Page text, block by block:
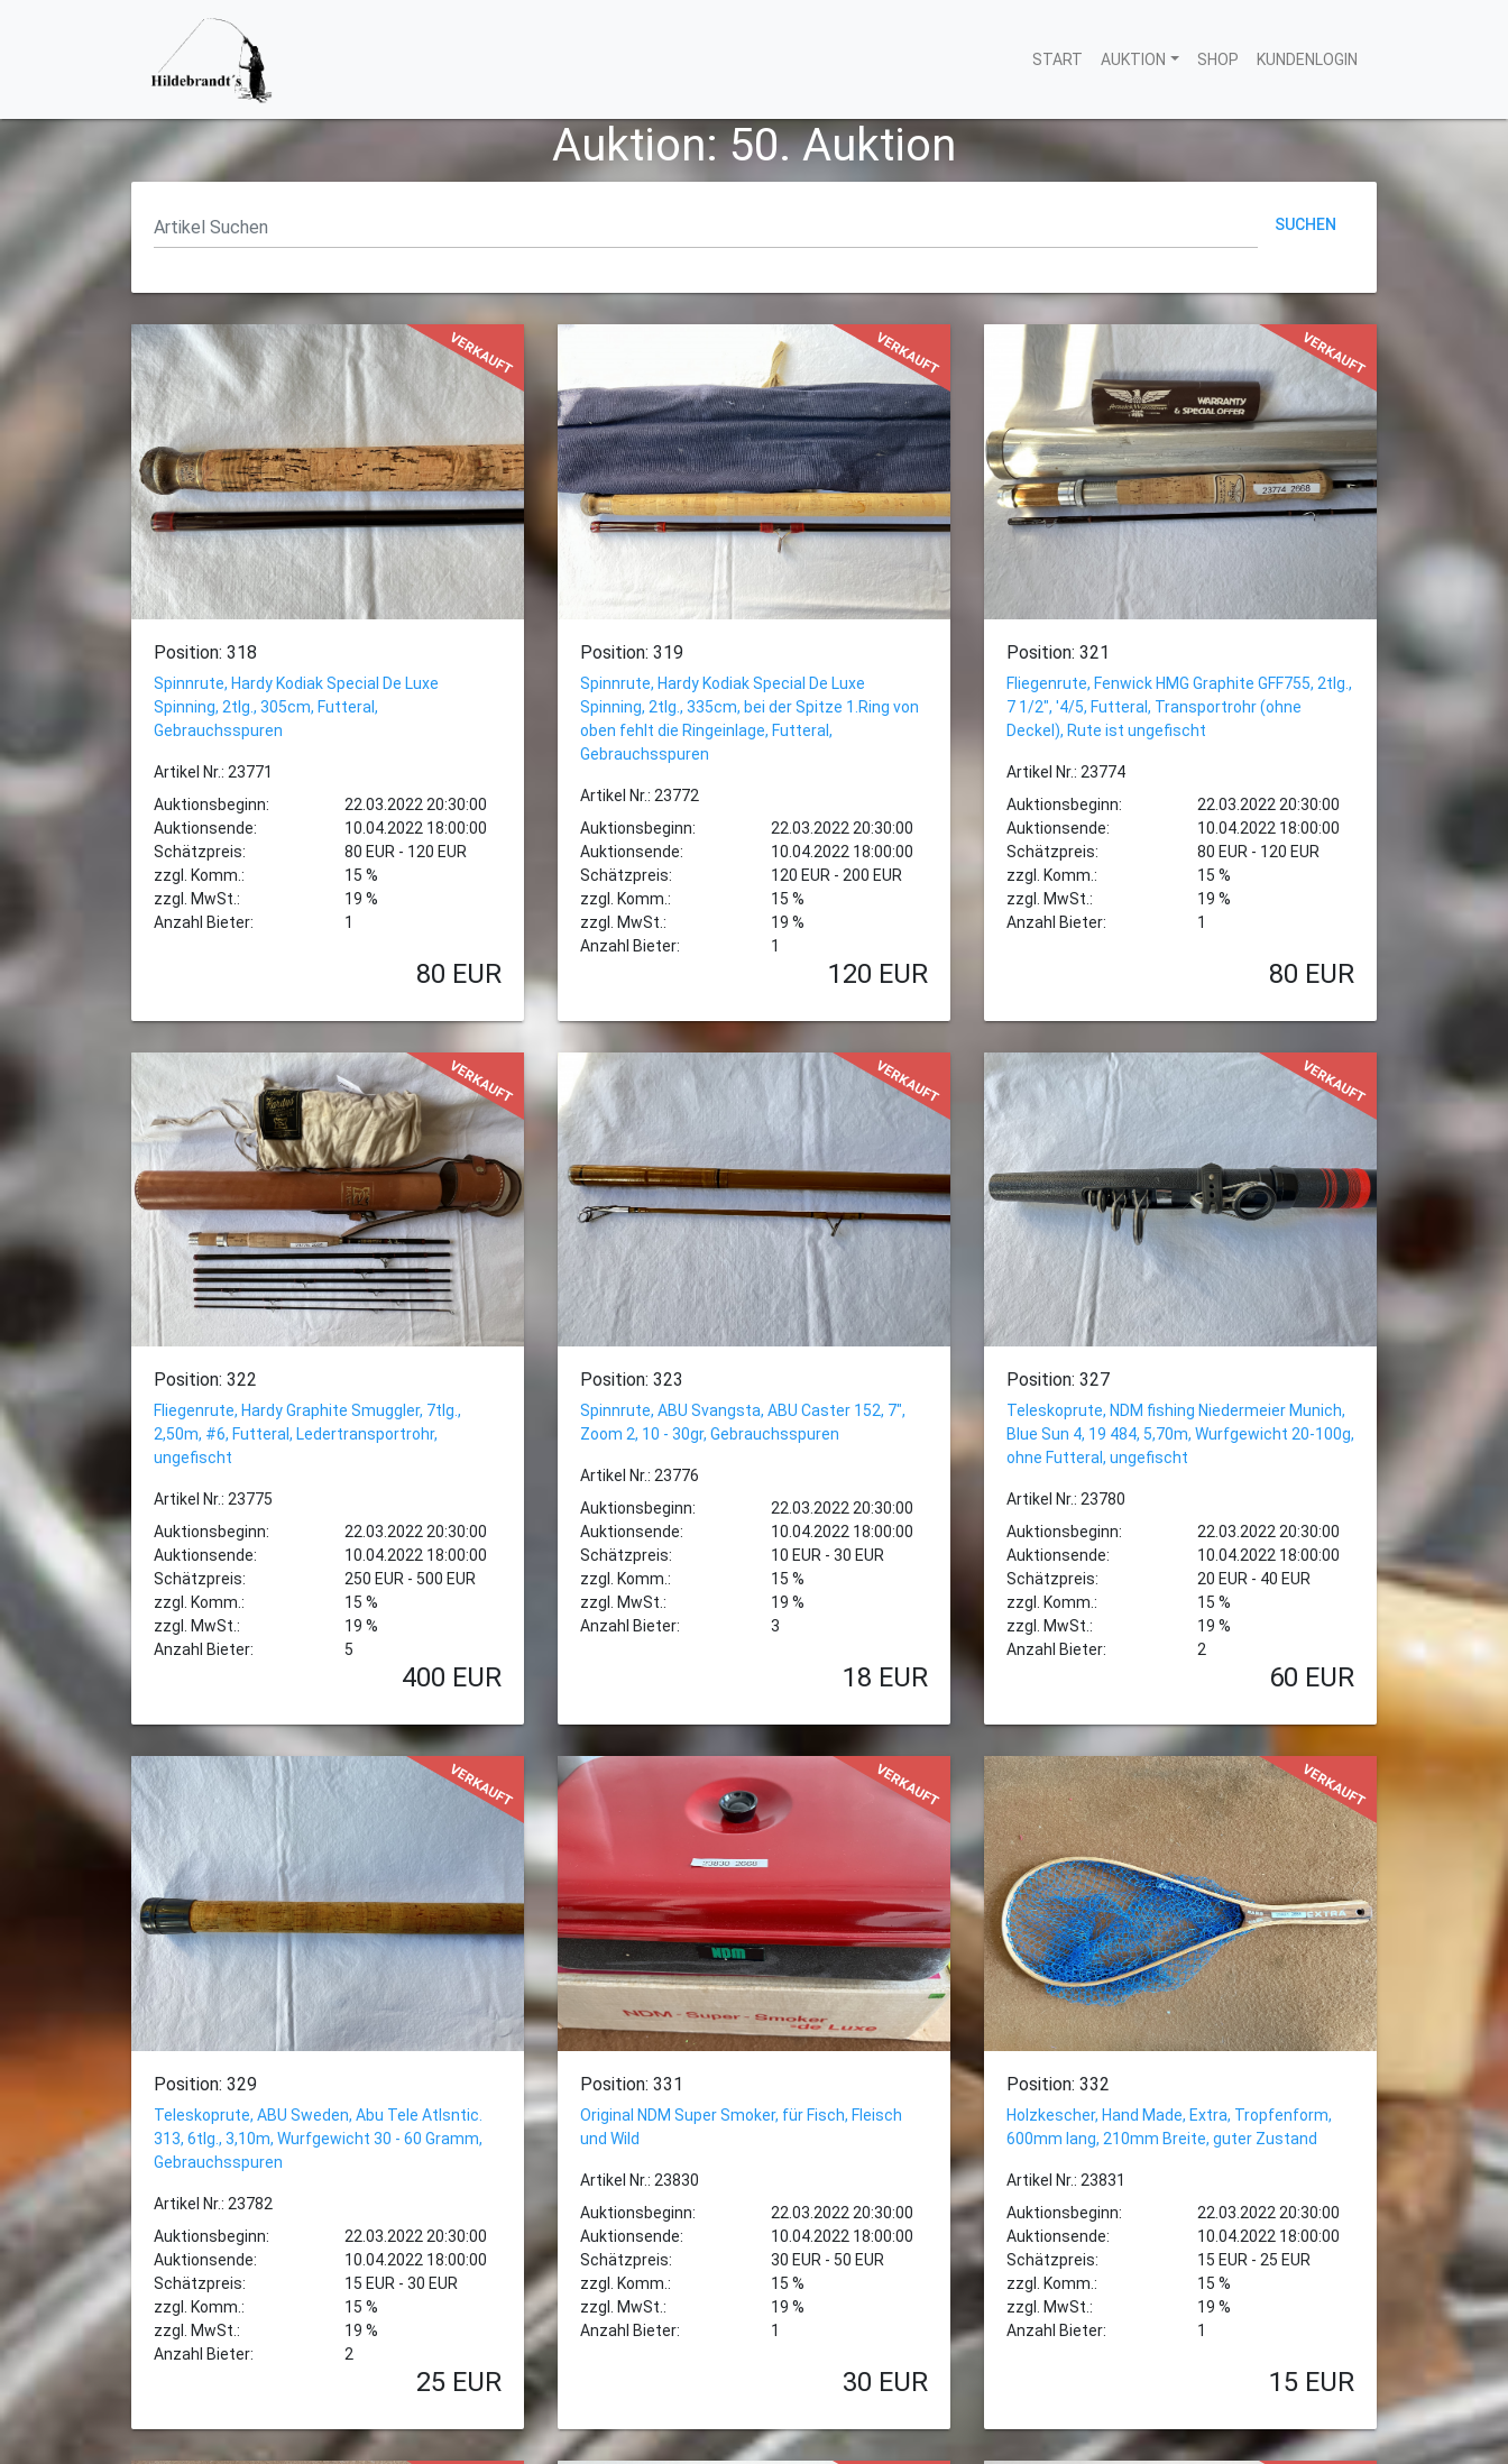
START AUKTION SHOP KUNDENLOGIN
Auktion: 50. Auktion
SUCHEN
VERKAUFT
Position: 318
Spinnrute, Hardy Kodiak Special De Luxe
Spinning, 2tlg., 305cm, Futteral,
Gebrauchsspuren
Artikel Nr.: 23771
Auktionsbeginn:
22.03.2022 20:30:00
Auktionsende:
10.04.2022 18:00:00
Schätzpreis:
80 EUR - 120 EUR
zzgl. Komm.:
15 %
zzgl. MwSt.:
19 %
Anzahl Bieter:
1
80 EUR
VERKAUFT
Position: 319
Spinnrute, Hardy Kodiak Special De Luxe
Spinning, 2tlg., 335cm, bei der Spitze 1.Ring von
oben fehlt die Ringeinlage, Futteral,
Gebrauchsspuren
Artikel Nr.: 23772
Auktionsbeginn:
22.03.2022 20:30:00
Auktionsende:
10.04.2022 18:00:00
Schätzpreis:
120 EUR - 200 EUR
zzgl. Komm.:
15 %
zzgl. MwSt.:
19 %
Anzahl Bieter:
1
120 EUR
VERKAUFT
Position: 321
Fliegenrute, Fenwick HMG Graphite GFF755, 2tlg.,
7 1/2", '4/5, Futteral, Transportrohr (ohne
Deckel), Rute ist ungefischt
Artikel Nr.: 23774
Auktionsbeginn:
22.03.2022 20:30:00
Auktionsende:
10.04.2022 18:00:00
Schätzpreis:
80 EUR - 120 EUR
zzgl. Komm.:
15 %
zzgl. MwSt.:
19 %
Anzahl Bieter:
1
80 EUR
VERKAUFT
Position: 322
Fliegenrute, Hardy Graphite Smuggler, 7tlg.,
2,50m, #6, Futteral, Ledertransportrohr,
ungefischt
Artikel Nr.: 23775
Auktionsbeginn:
22.03.2022 20:30:00
Auktionsende:
10.04.2022 18:00:00
Schätzpreis:
250 EUR - 500 EUR
zzgl. Komm.:
15 %
zzgl. MwSt.:
19 %
Anzahl Bieter:
5
400 EUR
VERKAUFT
Position: 323
Spinnrute, ABU Svangsta, ABU Caster 152, 7",
Zoom 2, 10 - 30gr, Gebrauchsspuren
Artikel Nr.: 23776
Auktionsbeginn:
22.03.2022 20:30:00
Auktionsende:
10.04.2022 18:00:00
Schätzpreis:
10 EUR - 30 EUR
zzgl. Komm.:
15 %
zzgl. MwSt.:
19 %
Anzahl Bieter:
3
18 EUR
VERKAUFT
Position: 327
Teleskoprute, NDM fishing Niedermeier Munich,
Blue Sun 4, 19 484, 5,70m, Wurfgewicht 20-100g,
ohne Futteral, ungefischt
Artikel Nr.: 23780
Auktionsbeginn:
22.03.2022 20:30:00
Auktionsende:
10.04.2022 18:00:00
Schätzpreis:
20 EUR - 40 EUR
zzgl. Komm.:
15 %
zzgl. MwSt.:
19 %
Anzahl Bieter:
2
60 EUR
VERKAUFT
Position: 329
Teleskoprute, ABU Sweden, Abu Tele Atlsntic.
313, 6tlg., 3,10m, Wurfgewicht 30 - 60 Gramm,
Gebrauchsspuren
Artikel Nr.: 23782
Auktionsbeginn:
22.03.2022 20:30:00
Auktionsende:
10.04.2022 18:00:00
Schätzpreis:
15 EUR - 30 EUR
zzgl. Komm.:
15 %
zzgl. MwSt.:
19 %
Anzahl Bieter:
2
25 EUR
VERKAUFT
Position: 331
Original NDM Super Smoker, für Fisch, Fleisch
und Wild
Artikel Nr.: 23830
Auktionsbeginn:
22.03.2022 20:30:00
Auktionsende:
10.04.2022 18:00:00
Schätzpreis:
30 EUR - 50 EUR
zzgl. Komm.:
15 %
zzgl. MwSt.:
19 %
Anzahl Bieter:
1
30 EUR
VERKAUFT
Position: 332
Holzkescher, Hand Made, Extra, Tropfenform,
600mm lang, 210mm Breite, guter Zustand
Artikel Nr.: 23831
Auktionsbeginn:
22.03.2022 20:30:00
Auktionsende:
10.04.2022 18:00:00
Schätzpreis:
15 EUR - 25 EUR
zzgl. Komm.:
15 %
zzgl. MwSt.:
19 %
Anzahl Bieter:
1
15 EUR